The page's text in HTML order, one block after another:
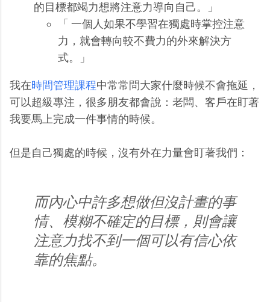
的目標都竭力想將注意力導向自己。」
「 一個人如果不學習在獨處時掌控注意
力，就會轉向較不費力的外來解決方
式。」
我在時間管理課程中常常問大家什麼時候不會拖延，
可以超級專注，很多朋友都會說：老闆、客戶在盯著
我要馬上完成一件事情的時候。
但是自己獨處的時候，沒有外在力量會盯著我們：
而內心中許多想做但沒計畫的事
情、模糊不確定的目標，則會讓
注意力找不到一個可以有信心依
靠的焦點。